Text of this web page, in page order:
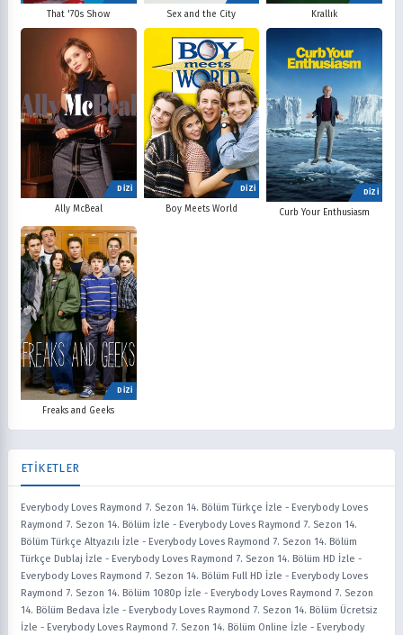
That '70s Show Sex and the City Krallık
DİZİ
Ally McBeal
DİZİ
Boy Meets World
DİZİ
Curb Your Enthusiasm
DİZİ
Freaks and Geeks
ETİKETLER
Everybody Loves Raymond 7. Sezon 14. Bölüm Türkçe İzle - Everybody Loves
Raymond 7. Sezon 14. Bölüm İzle - Everybody Loves Raymond 7. Sezon 14.
Bölüm Türkçe Altyazılı İzle - Everybody Loves Raymond 7. Sezon 14. Bölüm
Türkçe Dublaj İzle - Everybody Loves Raymond 7. Sezon 14. Bölüm HD İzle -
Everybody Loves Raymond 7. Sezon 14. Bölüm Full HD İzle - Everybody Loves
Raymond 7. Sezon 14. Bölüm 1080p İzle - Everybody Loves Raymond 7. Sezon
14. Bölüm Bedava İzle - Everybody Loves Raymond 7. Sezon 14. Bölüm Ücretsiz
İzle - Everybody Loves Raymond 7. Sezon 14. Bölüm Online İzle - Everybody